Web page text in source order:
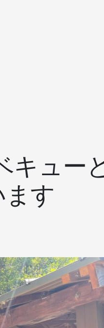
キュー
す